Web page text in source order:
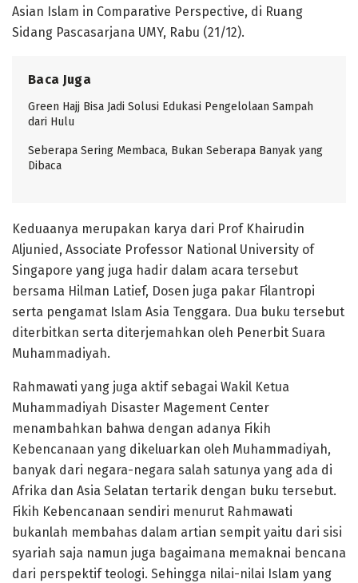
Asian Islam in Comparative Perspective, di Ruang
Sidang Pascasarjana UMY, Rabu (21/12).
Baca Juga
Green Hajj Bisa Jadi Solusi Edukasi Pengelolaan Sampah
dari Hulu
Seberapa Sering Membaca, Bukan Seberapa Banyak yang
Dibaca
Keduaanya merupakan karya dari Prof Khairudin
Aljunied, Associate Professor National University of
Singapore yang juga hadir dalam acara tersebut
bersama Hilman Latief, Dosen juga pakar Filantropi
serta pengamat Islam Asia Tenggara. Dua buku tersebut
diterbitkan serta diterjemahkan oleh Penerbit Suara
Muhammadiyah.
Rahmawati yang juga aktif sebagai Wakil Ketua
Muhammadiyah Disaster Magement Center
menambahkan bahwa dengan adanya Fikih
Kebencanaan yang dikeluarkan oleh Muhammadiyah,
banyak dari negara-negara salah satunya yang ada di
Afrika dan Asia Selatan tertarik dengan buku tersebut.
Fikih Kebencanaan sendiri menurut Rahmawati
bukanlah membahas dalam artian sempit yaitu dari sisi
syariah saja namun juga bagaimana memaknai bencana
dari perspektif teologi. Sehingga nilai-nilai Islam yang